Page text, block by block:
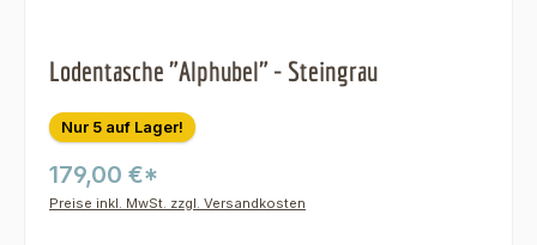
Lodentasche "Alphubel" - Steingrau
Nur 5 auf Lager!
179,00 €*
Preise inkl. MwSt. zzgl. Versandkosten